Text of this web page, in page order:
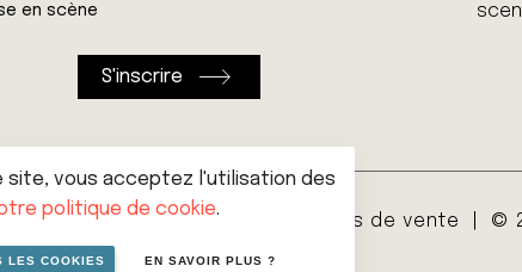
en scène
Cookies Conditions générales de vente ©
site, vous acceptez l'utilisation des
politique de cookie.
LES COOKIES EN SAVOIR PLUS ?